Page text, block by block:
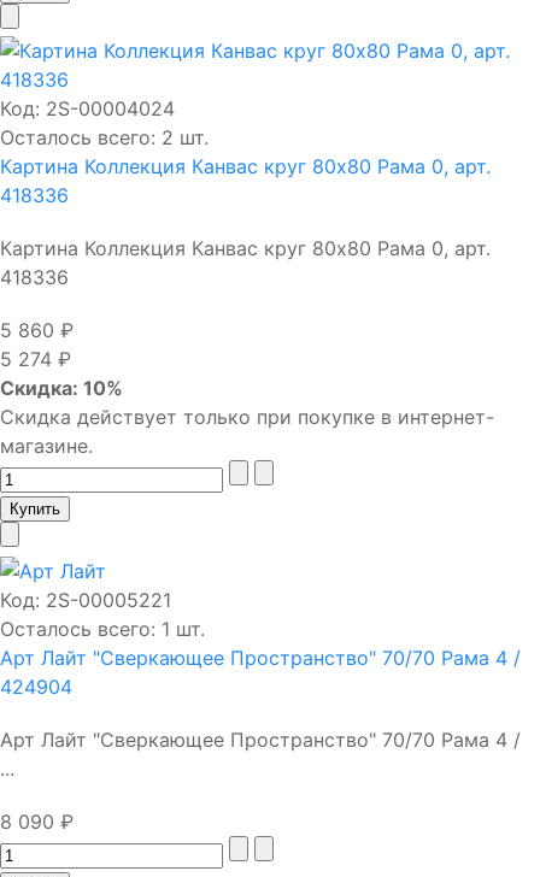
Код: 2S-00004024
Осталось всего: 2 шт.
Картина Коллекция Канвас круг 80х80 Рама 0, арт.
418336
Картина Коллекция Канвас круг 80х80 Рама 0, арт.
418336
5 860 ₽
5 274 ₽
Скидка: 10%
Скидка действует только при покупке в интернет-
магазине.
Код: 2S-00005221
Осталось всего: 1 шт.
Арт Лайт "Сверкающее Пространство" 70/70 Рама 4 /
424904
Арт Лайт "Сверкающее Пространство" 70/70 Рама 4 /
...
8 090 ₽